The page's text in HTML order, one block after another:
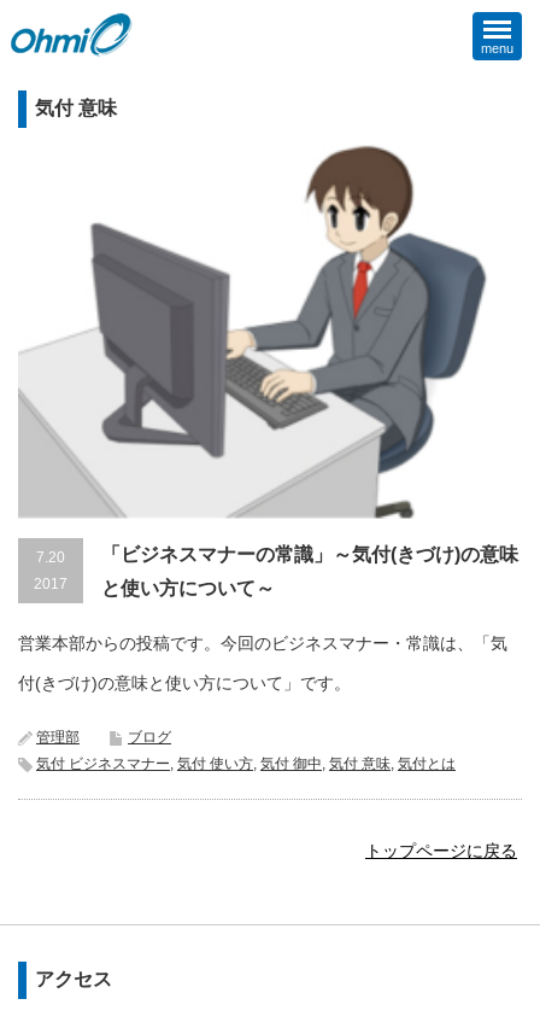
menu
気付 意味
7.20
2017
「ビジネスマナーの常識」～気付(きづけ)の意味
と使い方について～
営業本部からの投稿です。今回のビジネスマナー・常識は、「気
付(きづけ)の意味と使い方について」です。
管理部
ブログ
気付 ビジネスマナー, 気付 使い方, 気付 御中, 気付 意味, 気付とは
トップページに戻る
アクセス